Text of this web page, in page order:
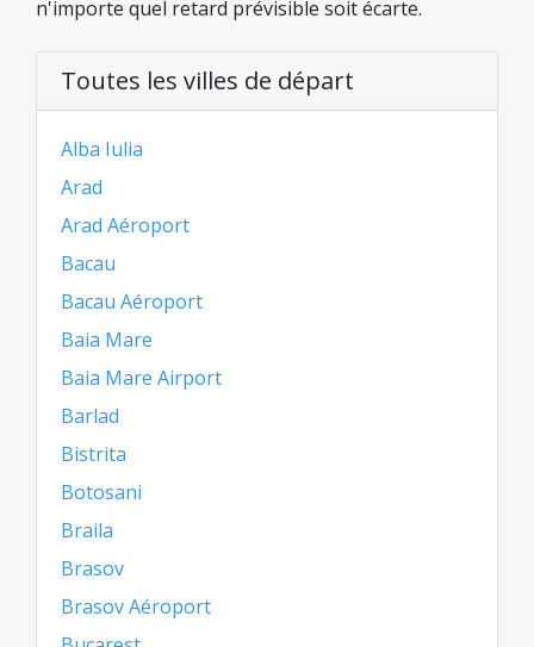
n'importe quel retard prévisible soit écarte.
Toutes les villes de départ
Alba Iulia
Arad
Arad Aéroport
Bacau
Bacau Aéroport
Baia Mare
Baia Mare Airport
Barlad
Bistrita
Botosani
Braila
Brasov
Brasov Aéroport